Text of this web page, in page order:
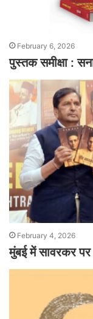
February 6, 2026
पुस्तक समीक्षा :
February 4, 2026
मुंबई में सावरकर पर